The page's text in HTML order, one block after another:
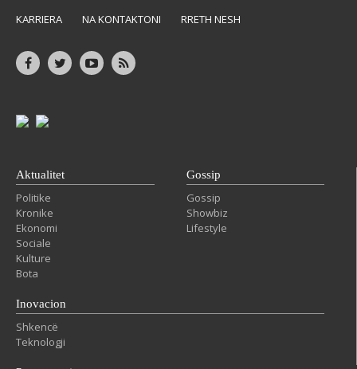
KARRIERA NA KONTAKTONI RRETH NESH
Aktualitet
Politike
Kronike
Ekonomi
Sociale
Kulture
Bota
Gossip
Gossip
Showbiz
Lifestyle
Inovacion
Shkencë
Teknologji